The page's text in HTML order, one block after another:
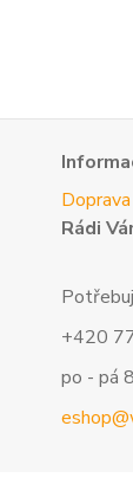
Rádi
+420
po - pá